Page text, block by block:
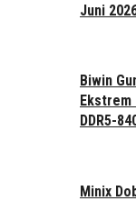
Juni
Biwin
Ekstrem
DDR5-
Minix